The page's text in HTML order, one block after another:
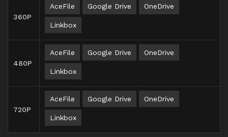
360P
AceFile Google Drive OneDrive
Linkbox
480P
AceFile Google Drive OneDrive
Linkbox
720P
AceFile Google Drive OneDrive
Linkbox